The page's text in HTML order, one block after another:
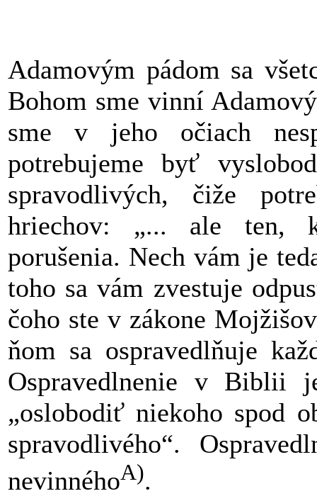
Adamovým pádom sa
Bohom sme vinní
sme v jeho očiach
potrebujeme byť
spravodlivých, čiže
hriechov: „... ale ten,
porušenia. Nech vám je
toho sa vám zvestuje
čoho ste v zákone
ňom sa ospravedlňuje
Ospravedlnenie v Biblii
„oslobodiť niekoho spod
spravodlivého“.
nevinnéhoA).